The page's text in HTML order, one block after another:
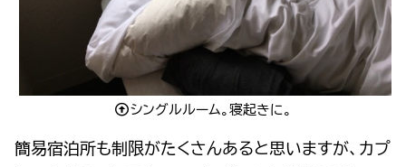
シングルルーム。寝起きに。
簡易宿泊所も制限がたくさんあると思いますが、カプ